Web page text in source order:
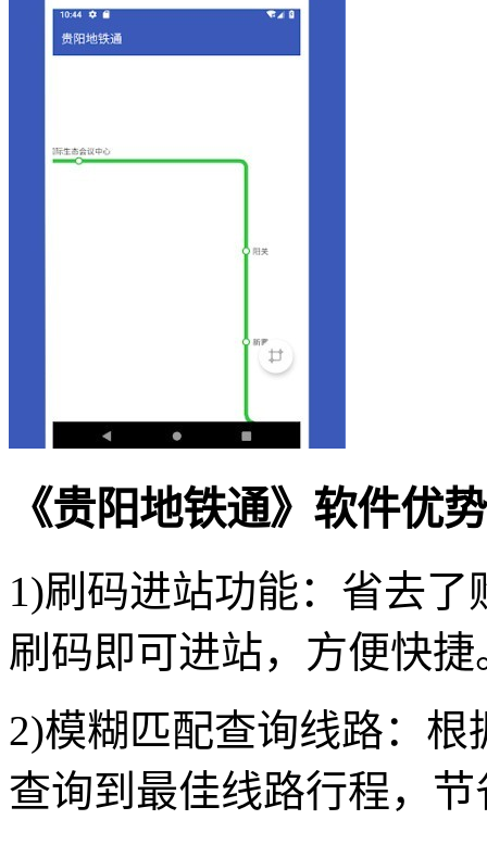
《贵阳地铁通》软件优
1)刷码进站功能：省去
刷码即可进站，方便快捷
2)模糊匹配查询线路：
查询到最佳线路行程，